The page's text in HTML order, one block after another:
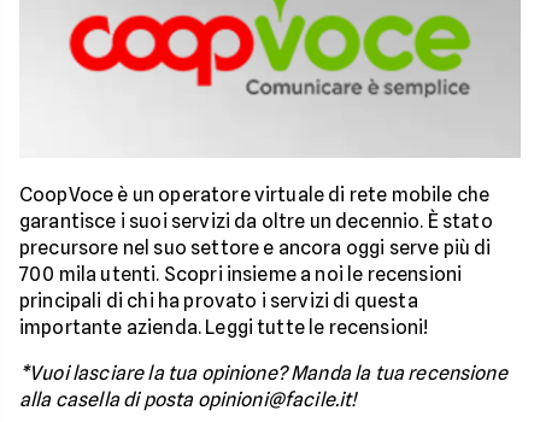
CoopVoce è un operatore virtuale di rete mobile che
garantisce i suoi servizi da oltre un decennio. È stato
precursore nel suo settore e ancora oggi serve più di
700 mila utenti. Scopri insieme a noi le recensioni
principali di chi ha provato i servizi di questa
importante azienda. Leggi tutte le recensioni!
*Vuoi lasciare la tua opinione? Manda la tua recensione
alla casella di posta opinioni@facile.it!